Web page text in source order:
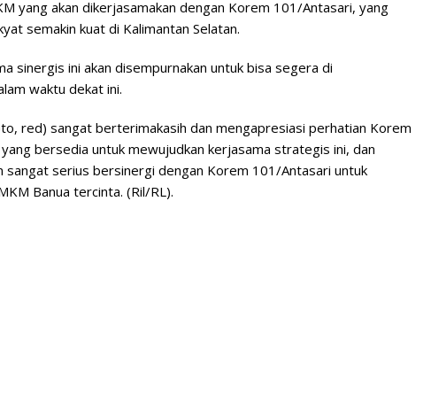
yang akan dikerjasamakan dengan Korem 101/Antasari, yang
semakin kuat di Kalimantan Selatan.
sinergis ini akan disempurnakan untuk bisa segera di
waktu dekat ini.
red) sangat berterimakasih dan mengapresiasi perhatian Korem
bersedia untuk mewujudkan kerjasama strategis ini, dan
sangat serius bersinergi dengan Korem 101/Antasari untuk
Banua tercinta. (Ril/RL).